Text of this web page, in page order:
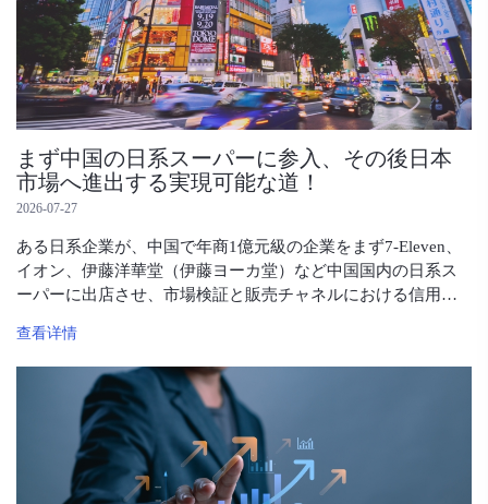
まず中国の日系スーパーに参入、その後日本
市場へ進出する実現可能な道！
2026-07-27
ある日系企業が、中国で年商1億元級の企業をまず7-Eleven、
イオン、伊藤洋華堂（伊藤ヨーカ堂）など中国国内の日系ス
ーパーに出店させ、市場検証と販売チャネルにおける信用を
リスクをコントロール可能な対日進出ルートを構築しようと
している。
查看详情